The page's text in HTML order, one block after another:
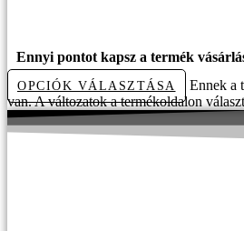
Ennyi pontot kapsz a termék
OPCIÓK VÁLASZTÁSA
Ennek a
van. A változatok a termékoldalon